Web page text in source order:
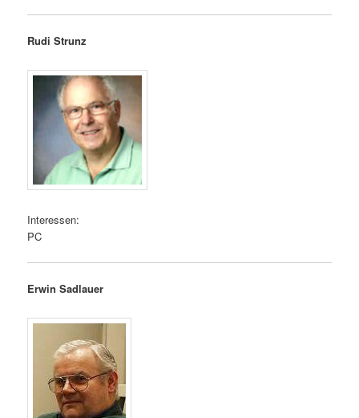
Rudi Strunz
Interessen:
PC
Erwin Sadlauer